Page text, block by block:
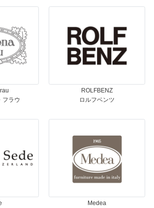
フラウ
ROLFBENZ
ロルフベンツ
Medea